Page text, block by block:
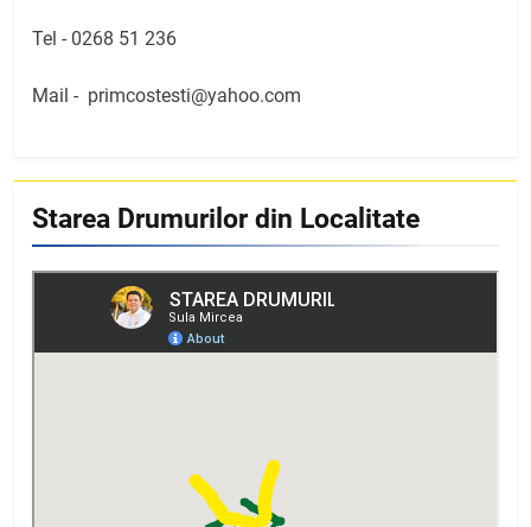
Tel - 0268 51 236
Mail - primcostesti@yahoo.com
Starea Drumurilor din Localitate